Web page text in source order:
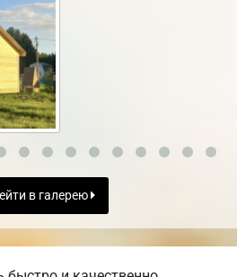
в галерею